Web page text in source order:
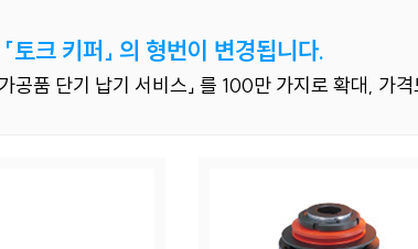
토크 키퍼」 의 형번이 변경됩니다.
공품 단기 납기 서비스」 를 100만 가지로 확대, 가